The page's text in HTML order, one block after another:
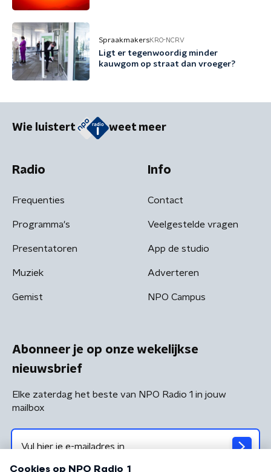
SpraakmakersKRO-NCRV
Ligt er tegenwoordig minder
kauwgom op straat dan vroeger?
Wie luistert weet meer
Radio
Frequenties
Programma's
Presentatoren
Muziek
Gemist
Info
Contact
Veelgestelde vragen
App de studio
Adverteren
NPO Campus
Abonneer je op onze wekelijkse
nieuwsbrief
Elke zaterdag het beste van NPO Radio 1 in jouw
mailbox